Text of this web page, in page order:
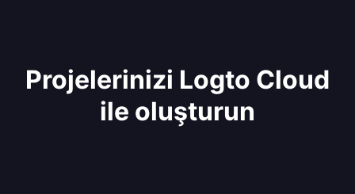
Projelerinizi Logto Cloud
ile oluşturun